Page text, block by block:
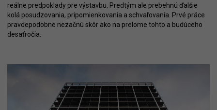
reálne predpoklady pre výstavbu. Predtým ale prebehnú ďalšie
kolá posudzovania, pripomienkovania a schvaľovania. Prvé práce
pravdepodobne nezačnú skôr ako na prelome tohto a budúceho
desaťročia.